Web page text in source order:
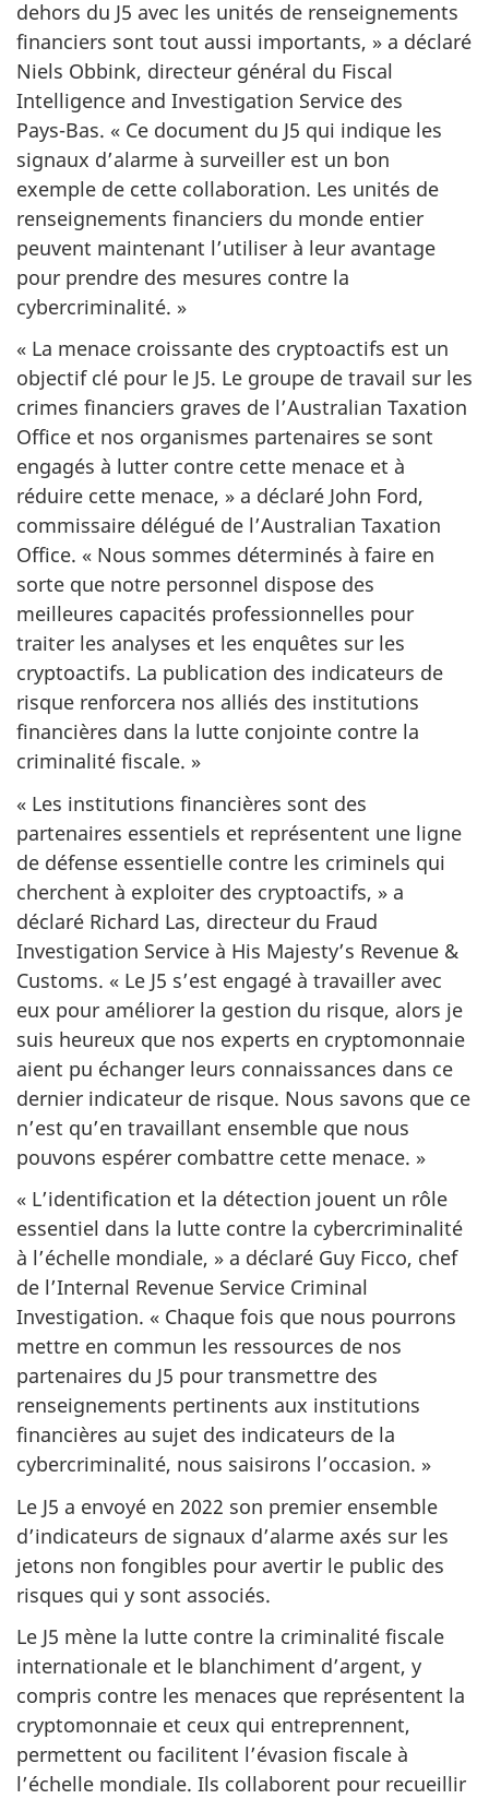
dehors du J5 avec les unités de renseignements
financiers sont tout aussi importants, » a déclaré
Niels Obbink, directeur général du Fiscal
Intelligence and Investigation Service des
Pays-Bas. « Ce document du J5 qui indique les
signaux d’alarme à surveiller est un bon
exemple de cette collaboration. Les unités de
renseignements financiers du monde entier
peuvent maintenant l’utiliser à leur avantage
pour prendre des mesures contre la
cybercriminalité. »
« La menace croissante des cryptoactifs est un
objectif clé pour le J5. Le groupe de travail sur les
crimes financiers graves de l’Australian Taxation
Office et nos organismes partenaires se sont
engagés à lutter contre cette menace et à
réduire cette menace, » a déclaré John Ford,
commissaire délégué de l’Australian Taxation
Office. « Nous sommes déterminés à faire en
sorte que notre personnel dispose des
meilleures capacités professionnelles pour
traiter les analyses et les enquêtes sur les
cryptoactifs. La publication des indicateurs de
risque renforcera nos alliés des institutions
financières dans la lutte conjointe contre la
criminalité fiscale. »
« Les institutions financières sont des
partenaires essentiels et représentent une ligne
de défense essentielle contre les criminels qui
cherchent à exploiter des cryptoactifs, » a
déclaré Richard Las, directeur du Fraud
Investigation Service à His Majesty’s Revenue &
Customs. « Le J5 s’est engagé à travailler avec
eux pour améliorer la gestion du risque, alors je
suis heureux que nos experts en cryptomonnaie
aient pu échanger leurs connaissances dans ce
dernier indicateur de risque. Nous savons que ce
n’est qu’en travaillant ensemble que nous
pouvons espérer combattre cette menace. »
« L’identification et la détection jouent un rôle
essentiel dans la lutte contre la cybercriminalité
à l’échelle mondiale, » a déclaré Guy Ficco, chef
de l’Internal Revenue Service Criminal
Investigation. « Chaque fois que nous pourrons
mettre en commun les ressources de nos
partenaires du J5 pour transmettre des
renseignements pertinents aux institutions
financières au sujet des indicateurs de la
cybercriminalité, nous saisirons l’occasion. »
Le J5 a envoyé en 2022 son premier ensemble
d’indicateurs de signaux d’alarme axés sur les
jetons non fongibles pour avertir le public des
risques qui y sont associés.
Le J5 mène la lutte contre la criminalité fiscale
internationale et le blanchiment d’argent, y
compris contre les menaces que représentent la
cryptomonnaie et ceux qui entreprennent,
permettent ou facilitent l’évasion fiscale à
l’échelle mondiale. Ils collaborent pour recueillir